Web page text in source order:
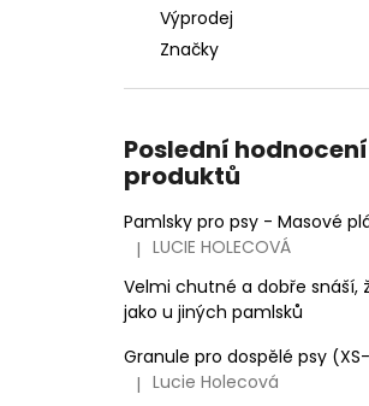
Výprodej
Značky
Poslední hodnocení
produktů
Hodnocení produktu je 5 z 5
| LUCIE HOLECOVÁ
Velmi chutné a dobře snáší,
jako u jiných pamlsků
Hodnocení produktu je 5 z 5
| Lucie Holecová